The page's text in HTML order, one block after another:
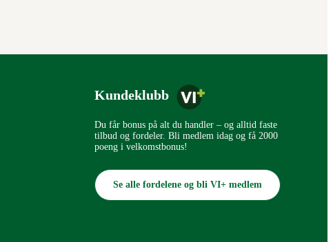
Kundeklubb
Du får bonus på alt du handler – og alltid faste
tilbud og fordeler. Bli medlem idag og få 2000
poeng i velkomstbonus!
Se alle fordelene og bli VI+ medlem